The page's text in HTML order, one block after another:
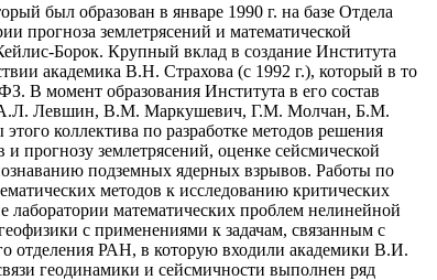
был образован в январе 1990 г. на базе Отдела
землетрясений и математической
Борок. Крупный вклад в создание Института
академика В.Н. Страхова (с 1992 г.), который в то
В момент образования Института в его состав
А.Л. Левшин, В.М. Маркушевич, Г.М. Молчан, Б.М.
коллектива по разработке методов решения
прогнозу землетрясений, оценке сейсмической
подземных ядерных взрывов. Работы по
методов к исследованию критических
лаборатории математических проблем нелинейной
с применениями к задачам, связанным с
отделения РАН, в которую входили академики В.И.
геодинамики и сейсмичности выполнен ряд